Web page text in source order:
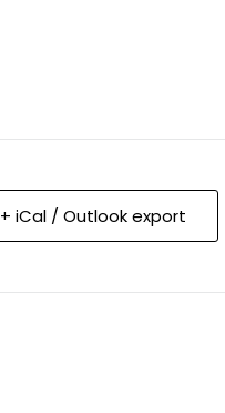
+ iCal / Outlook export